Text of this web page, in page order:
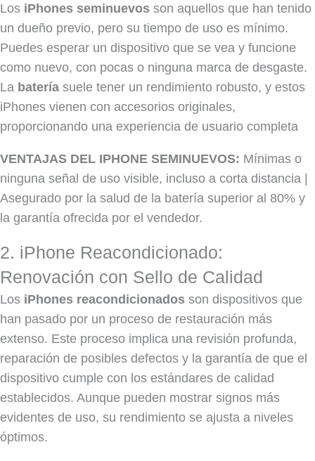
Los iPhones seminuevos son aquellos que han tenido
un dueño previo, pero su tiempo de uso es mínimo.
Puedes esperar un dispositivo que se vea y funcione
como nuevo, con pocas o ninguna marca de desgaste.
La batería suele tener un rendimiento robusto, y estos
iPhones vienen con accesorios originales,
proporcionando una experiencia de usuario completa
VENTAJAS DEL IPHONE SEMINUEVOS: Mínimas o
ninguna señal de uso visible, incluso a corta distancia |
Asegurado por la salud de la batería superior al 80% y
la garantía ofrecida por el vendedor.
2. iPhone Reacondicionado:
Renovación con Sello de Calidad
Los iPhones reacondicionados son dispositivos que
han pasado por un proceso de restauración más
extenso. Este proceso implica una revisión profunda,
reparación de posibles defectos y la garantía de que el
dispositivo cumple con los estándares de calidad
establecidos. Aunque pueden mostrar signos más
evidentes de uso, su rendimiento se ajusta a niveles
óptimos.